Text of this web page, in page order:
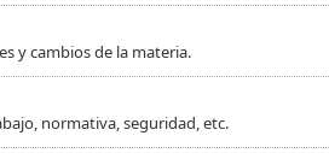
y cambios de la materia.
normativa, seguridad, etc.